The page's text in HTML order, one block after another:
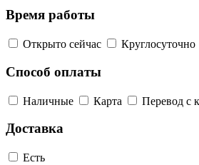
Время работы
Открыто сейчас Круглосуточно
Способ оплаты
Наличные Карта Перевод с
Доставка
Есть